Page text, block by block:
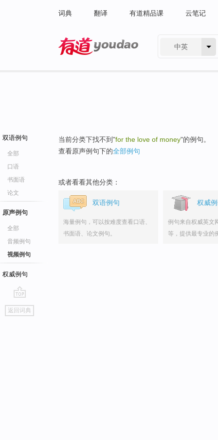
词典 翻译 有道精品课 云笔记
中英
双语例句
全部
口语
书面语
论文
原声例句
全部
音频例句
视频例句
权威例句
go
top
返回词典
当前分类下找不到"for the love of money"的例句。
查看原声例句下的全部例句
或者看看其他分类：
双语例句
海量例句，可以按难度查看口语、
书面语、论文例句。
权威
例句来自权威英文
等，提供最专业的